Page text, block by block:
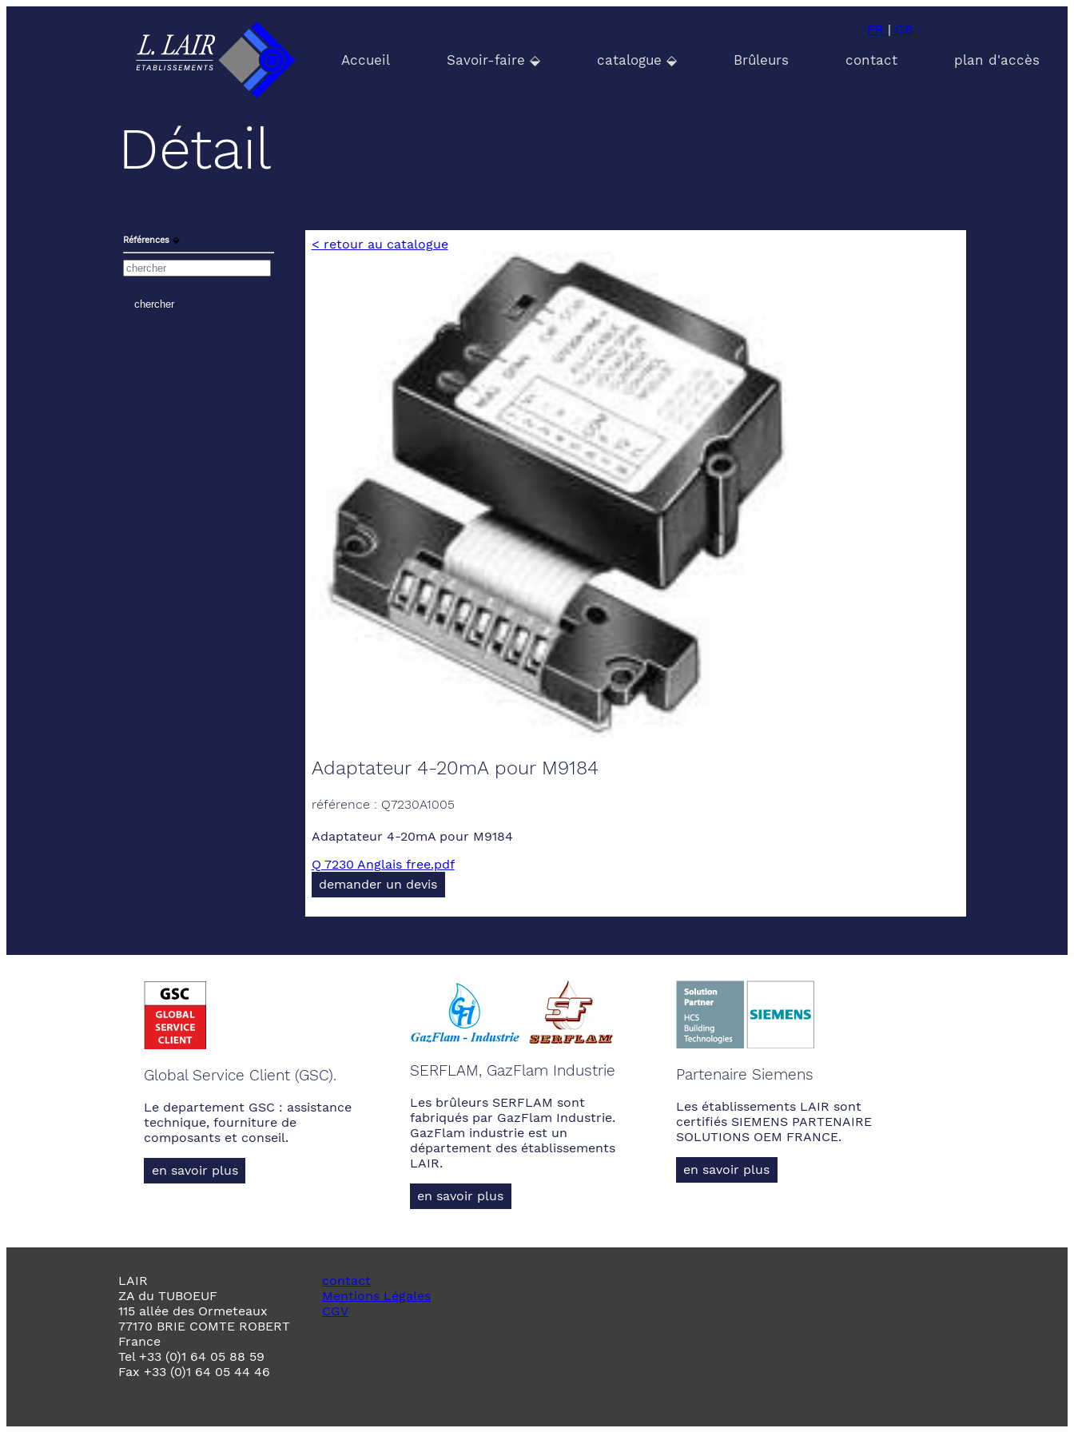
FR | GB
Accueil Savoir-faire ⬙ catalogue ⬙ Brûleurs contact plan d'accès
Détail
Références ⬙ < retour au catalogue
Adaptateur 4-20mA pour M9184
référence : Q7230A1005
Adaptateur 4-20mA pour M9184
Q 7230 Anglais free.pdf
demander un devis
Global Service Client (GSC).
Le departement GSC : assistance
technique, fourniture de
composants et conseil.
en savoir plus
SERFLAM, GazFlam Industrie
Les brûleurs SERFLAM sont
fabriqués par GazFlam Industrie.
GazFlam industrie est un
département des établissements
LAIR.
en savoir plus
Partenaire Siemens
Les établissements LAIR sont
certifiés SIEMENS PARTENAIRE
SOLUTIONS OEM FRANCE.
en savoir plus
LAIR
ZA du TUBOEUF
115 allée des Ormeteaux
77170 BRIE COMTE ROBERT
France
Tel +33 (0)1 64 05 88 59
Fax +33 (0)1 64 05 44 46
contact
Mentions Légales
CGV